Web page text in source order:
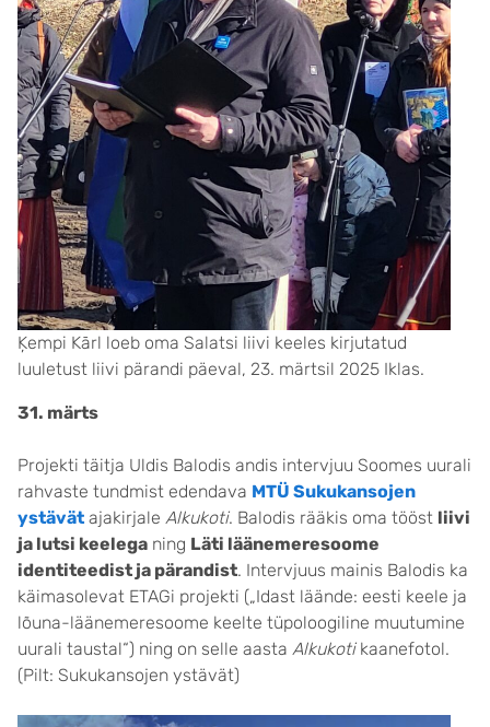
Ķempi Kārl loeb oma Salatsi liivi keeles kirjutatud
luuletust liivi pärandi päeval, 23. märtsil 2025 Iklas.
31. märts
Projekti täitja Uldis Balodis andis intervjuu Soomes uurali
rahvaste tundmist edendava MTÜ Sukukansojen
ystävät ajakirjale Alkukoti. Balodis rääkis oma tööst liivi
ja lutsi keelega ning Läti läänemeresoome
identiteedist ja pärandist. Intervjuus mainis Balodis ka
käimasolevat ETAGi projekti („Idast läände: eesti keele ja
lõuna-läänemeresoome keelte tüpoloogiline muutumine
uurali taustal“) ning on selle aasta Alkukotikaanefotol.
(Pilt: Sukukansojen ystävät)